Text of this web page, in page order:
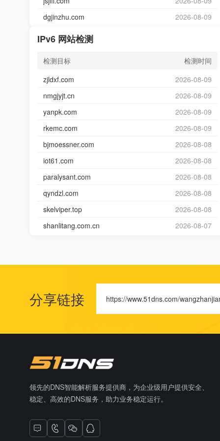
dgjinzhu.com
2026-08-09
IPv6 网站检测
检测目标
检测时间
zjldxf.com
2026-08-09
nmgjyjt.cn
2026-08-09
yanpk.com
2026-08-09
rkemc.com
2026-08-09
bjmoessner.com
2026-08-08
iot61.com
2026-08-08
paralysant.com
2026-08-08
qyndzl.com
2026-08-08
skelviper.top
2026-08-08
shanlitang.com.cn
2026-08-07
分享链接 https://www.51dns.com/
领先的DNS智能解析服务提供商，为企业级用户提供安全、
稳定、高效的DNS服务，助力业务稳定运行。